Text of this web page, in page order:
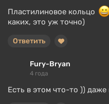
Пластилиновое кольцо
каких, это уж точно)
Ответить
Fury-Bryan
4 года
Есть в этом что-то ))